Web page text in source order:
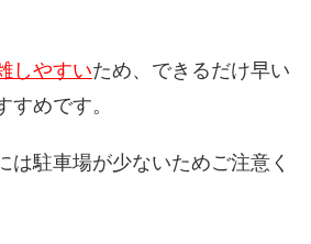
しやすいため、できるだけ早い
すめです。
は駐車場が少ないためご注意く